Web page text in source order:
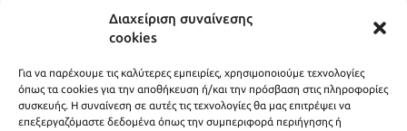
Διαχείριση συναίνεσης
cookies
Για να παρέχουμε τις καλύτερες εμπειρίες, χρησιμοποιούμε τεχνολογίες
όπως τα cookies για την αποθήκευση ή/και την πρόσβαση στις πληροφορίες
συσκευής. Η συναίνεση σε αυτές τις τεχνολογίες θα μας επιτρέψει να
επεξεργαζόμαστε δεδομένα όπως την συμπεριφορά περιήγησης ή
ΧΡΗΣΙΜΟΙ ΣΥΝΔΕΣΜΟΙ
ΠΟΛΙΤΙΚΗ ΑΠΟΡΡΗΤΟΥ
ΟΡΟΙ ΧΡΗΣΗΣ